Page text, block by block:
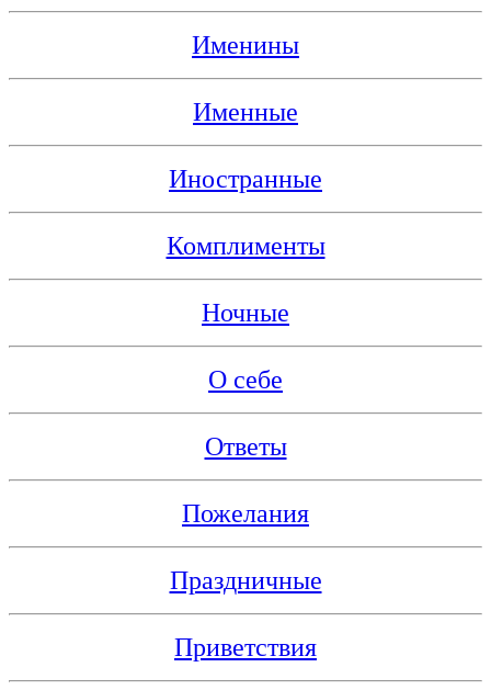
Именины
Именные
Иностранные
Комплименты
Ночные
О себе
Ответы
Пожелания
Праздничные
Приветствия